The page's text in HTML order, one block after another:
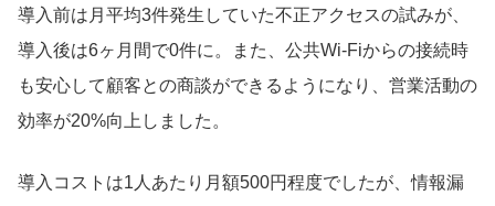
導入前は月平均3件発生していた不正アクセスの試みが、
導入後は6ヶ月間で0件に。また、公共Wi-Fiからの接続時
も安心して顧客との商談ができるようになり、営業活動の
効率が20%向上しました。
導入コストは1人あたり月額500円程度でしたが、情報漏